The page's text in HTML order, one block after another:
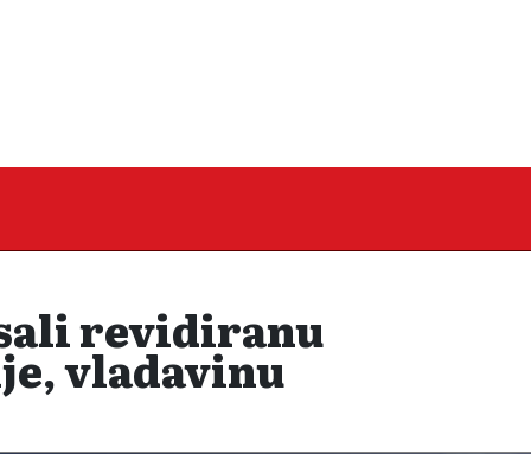
revidiranu
vladavinu